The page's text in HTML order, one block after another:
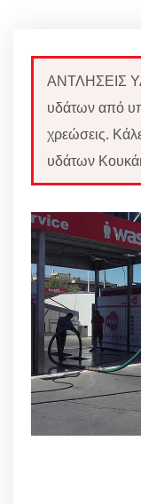
ΑΝΤΛΗΣΕΙΣ
υδάτων από
χρεώσεις.
υδάτων